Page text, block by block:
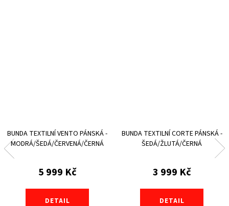
BUNDA TEXTILNÍ VENTO PÁNSKÁ -
MODRÁ/ŠEDÁ/ČERVENÁ/ČERNÁ
5 999 Kč
DETAIL
BUNDA TEXTILNÍ CORTE PÁNSKÁ -
ŠEDÁ/ŽLUTÁ/ČERNÁ
3 999 Kč
DETAIL